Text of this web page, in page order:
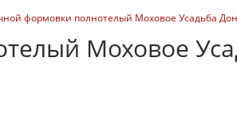
формовки полнотелый Моховое Усадьба
Моховое